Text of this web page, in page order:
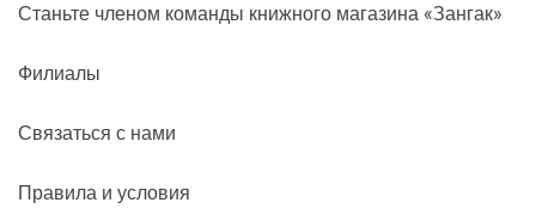
Станьте членом команды книжного магазина «Зангак»
Филиалы
Связаться с нами
Правила и условия